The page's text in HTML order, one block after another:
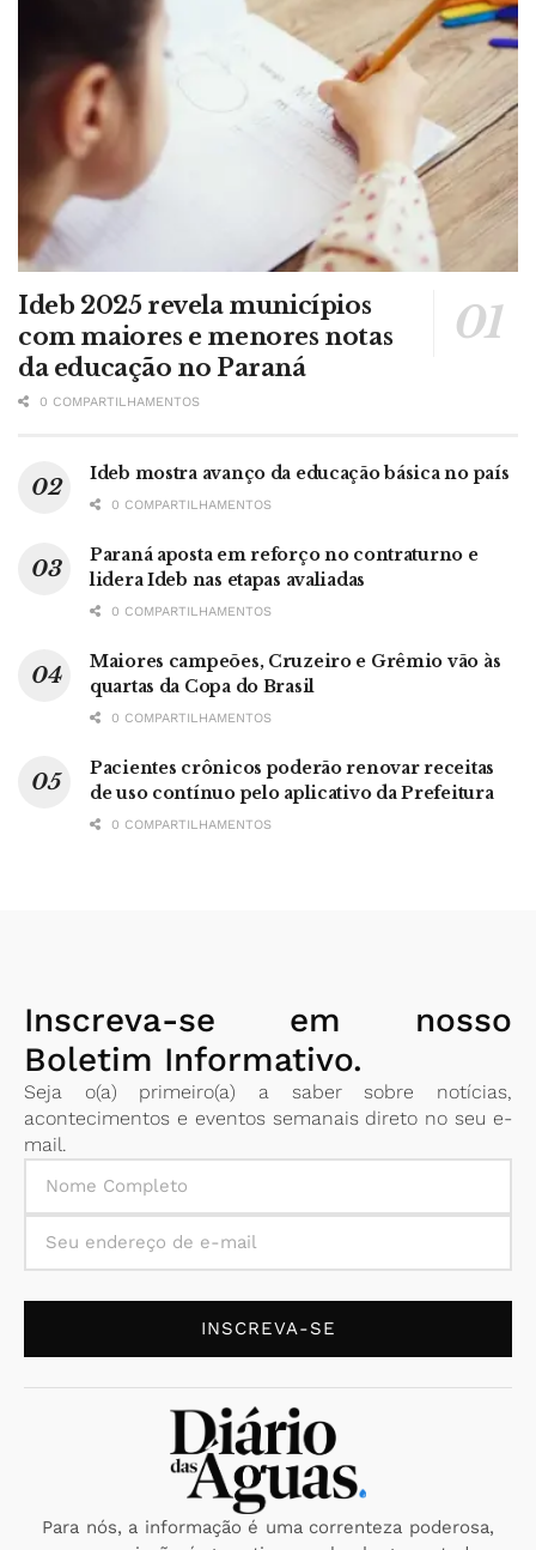
Ideb 2025 revela municípios
com maiores e menores notas
da educação no Paraná
0 COMPARTILHAMENTOS
Ideb mostra avanço da educação básica no país
0 COMPARTILHAMENTOS
Paraná aposta em reforço no contraturno e
lidera Ideb nas etapas avaliadas
0 COMPARTILHAMENTOS
Maiores campeões, Cruzeiro e Grêmio vão às
quartas da Copa do Brasil
0 COMPARTILHAMENTOS
Pacientes crônicos poderão renovar receitas
de uso contínuo pelo aplicativo da Prefeitura
0 COMPARTILHAMENTOS
Inscreva-se em nosso
Boletim Informativo.
Seja o(a) primeiro(a) a saber sobre notícias,
acontecimentos e eventos semanais direto no seu e-
mail.
INSCREVA-SE
Para nós, a informação é uma correnteza poderosa,